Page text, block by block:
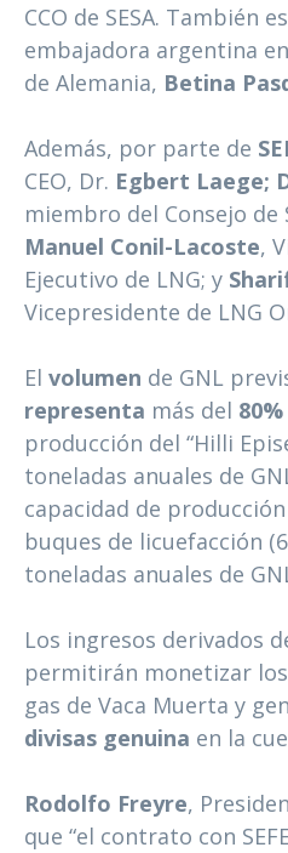
CCO de SESA. También
embajadora argentina
de Alemania, Betina
Además, por parte de
CEO, Dr. Egbert Laege;
miembro del Consejo de
Manuel Conil-Lacoste,
Ejecutivo de LNG; y
Vicepresidente de LNG
El volumen de GNL
representa más del 80%
producción del “Hilli
toneladas anuales de
capacidad de
buques de licuefacción
toneladas anuales de
Los ingresos derivados
permitirán monetizar
gas de Vaca Muerta y
divisas genuina en la
Rodolfo Freyre,
que “el contrato con